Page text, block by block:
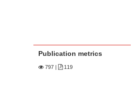
Publication metrics
797| 119